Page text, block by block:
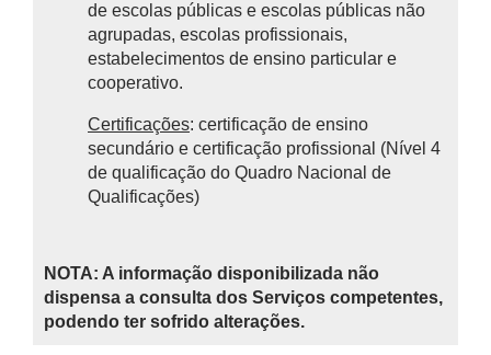
de escolas públicas e escolas públicas não
agrupadas, escolas profissionais,
estabelecimentos de ensino particular e
cooperativo.
Certificações: certificação de ensino
secundário e certificação profissional (Nível 4
de qualificação do Quadro Nacional de
Qualificações)
NOTA: A informação disponibilizada não
dispensa a consulta dos Serviços competentes,
podendo ter sofrido alterações.